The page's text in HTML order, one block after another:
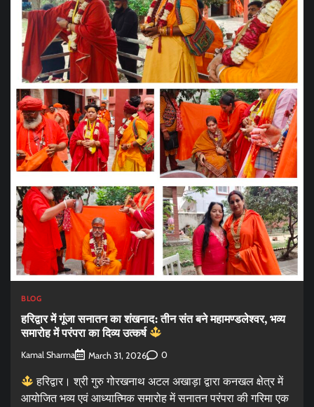
BLOG
हरिद्वार में गूंजा सनातन का शंखनाद: तीन संत बने महामण्डलेश्वर, भव्य
समारोह में परंपरा का दिव्य उत्कर्ष
Kamal Sharma March 31, 2026 0
हरिद्वार। श्री गुरु गोरखनाथ अटल अखाड़ा द्वारा कनखल क्षेत्र में
आयोजित भव्य एवं आध्यात्मिक समारोह में सनातन परंपरा की गरिमा एक